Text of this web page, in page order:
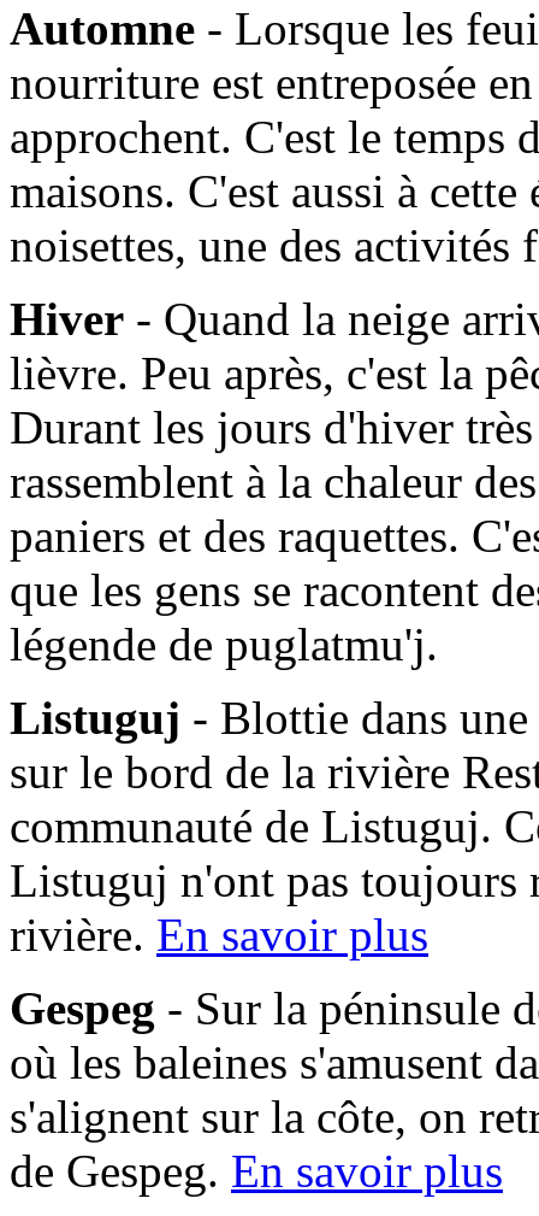
Automne - Lorsque les
nourriture est entreposée
approchent. C'est le temps
maisons. C'est aussi à
noisettes, une des
Hiver - Quand la neige
lièvre. Peu après, c'est la
Durant les jours d'hiver
rassemblent à la chaleur
paniers et des raquettes.
que les gens se racontent
légende de puglatmu'j.
Listuguj - Blottie dans une
sur le bord de la rivière
communauté de Listuguj.
Listuguj n'ont pas toujours
rivière. En savoir plus
Gespeg - Sur la péninsule
où les baleines s'amusent
s'alignent sur la côte, on
de Gespeg. En savoir plus